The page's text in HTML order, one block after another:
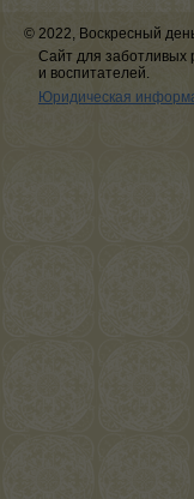
© 2022, Воскресный
Сайт для заботливых
и воспитателей.
Юридическая